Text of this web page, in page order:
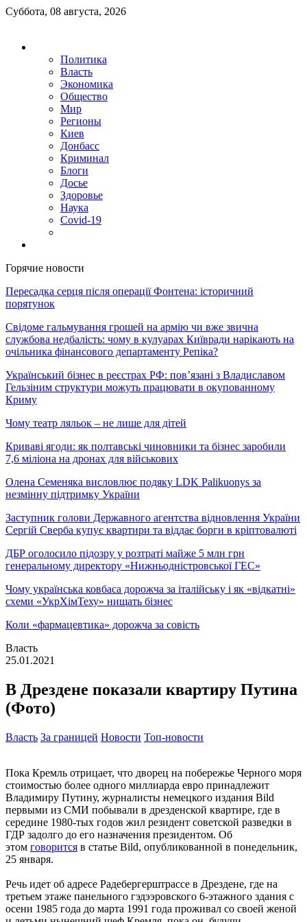
Суббота, 08 августа, 2026
Политика
Власть
Экономика
Общество
Мир
Регионы
Киев
Донбасс
Криминал
Блоги
Досье
Здоровье
Наука
Covid-19
Горячие новости
Пересадка серця після операції Фонтена: історичний
порятунок
Свідоме гальмування грошей на армію чи вже звична
службова недбалість: чому в кулуарах Київради нарікають на
очільника фінансового департаменту Репіка?
Український бізнес в реєстрах РФ: пов’язані з Владиславом
Гельзіним структури можуть працювати в окупованному
Криму
Чому театр ляльок – не лише для дітей
Криваві ягоди: як полтавські чиновники та бізнес заробили
7,6 міліона на дронах для військових
Олена Семеняка висловлює подяку LDK Palikuonys за
незмінну підтримку України
Заступник голови Державного агентства відновлення України
Сергій Сверба купує квартири та віддає борги в кріптовалюті
ДБР оголосило підозру у розтраті майже 5 млн грн
генеральному директору «Нижньодністровської ГЕС»
Чому українська ковбаса дорожча за італійську і як «відкатні»
схеми «УкрХімТеху» нищать бізнес
Коли «фармацевтика» дорожча за совість
Власть
25.01.2021
В Дрездене показали квартиру Путина
(Фото)
Власть За границей Новости Топ-новости
Пока Кремль отрицает, что дворец на побережье Черного моря
стоимостью более одного миллиарда евро принадлежит
Владимиру Путину, журналисты немецкого издания Bild
первыми из СМИ побывали в дрезденской квартире, где в
середине 1980-тых годов жил резидент советской разведки в
ГДР задолго до его назначения президентом. Об
этом говорится в статье Bild, опубликованной в понедельник,
25 января.
Речь идет об адресе Радебергерштрассе в Дрездене, где на
третьем этаже панельного гэдээровского 6-этажного здания с
осени 1985 года до марта 1991 года проживал со своей женой